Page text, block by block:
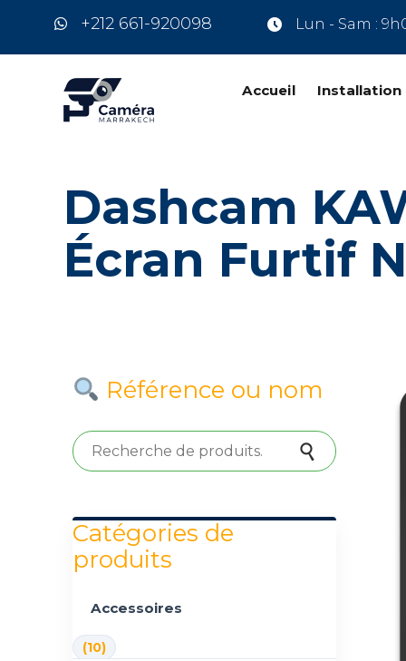
+212 661-920098 Lun - Sam :
Accueil Installation
Dashcam
Écran Furtif
Référence ou nom
Recherche pour :
Recherche
Catégories de
produits
Accessoires
(10)